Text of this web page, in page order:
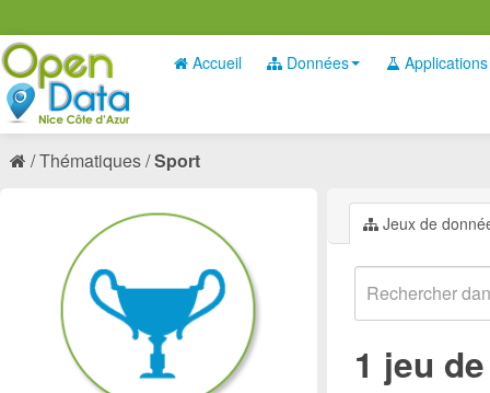
Accueil Données Applications
Thématiques Sport
Jeux de
1 jeu